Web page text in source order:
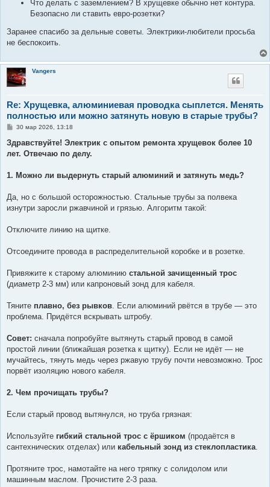
Что делать с заземлением? В хрущевке обычно нет контура.
Безопасно ли ставить евро-розетки?
Заранее спасибо за дельные советы. Электрики-любители просьба
не беспокоить.
Vangers
Re: Хрущевка, алюминиевая проводка сыплется. Менять
полностью или можно затянуть новую в старые трубы?
С
о
б
щ
и
30 мар 2026, 13:18
Здравствуйте! Электрик с опытом ремонта хрущевок более 10
лет. Отвечаю по делу.
1. Можно ли выдернуть старый алюминий и затянуть медь?
Да, но с большой осторожностью. Стальные трубы за полвека
изнутри заросли ржавчиной и грязью. Алгоритм такой:
Отключите линию на щитке.
Отсоедините провода в распределительной коробке и в розетке.
Привяжите к старому алюминию стальной зачищенный трос
(диаметр 2-3 мм) или капроновый зонд для кабеля.
Тяните плавно, без рывков. Если алюминий рвётся в трубе — это
проблема. Придётся вскрывать штробу.
Совет: сначала попробуйте вытянуть старый провод в самой
простой линии (ближайшая розетка к щитку). Если не идёт — не
мучайтесь, тянуть медь через ржавую трубу почти невозможно. Трос
порвёт изоляцию нового кабеля.
2. Чем прочищать трубы?
Если старый провод вытянулся, но труба грязная:
Используйте гибкий стальной трос с ёршиком (продаётся в
сантехнических отделах) или кабельный зонд из стеклопластика.
Протяните трос, намотайте на него тряпку с солидолом или
машинным маслом. Прочистите 2-3 раза.